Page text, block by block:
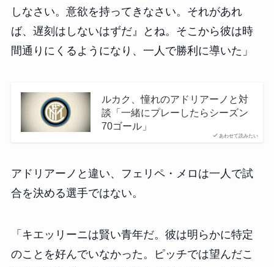
しなさい。意欲を持ってきなさい。それがあれ
ば、遅刻はしないはずだ』とね。そこから彼は時
間通りにくるようになり、一人で勝利に導いた」
あわせて読みたい
ルカク、憧れのアドリアーノと対
談「一緒にプレーしたらシーズン
70ゴール」
アドリアーノと違い、フェリペ・メロは一人で試
合を決める選手ではない。
「キエッリーニは賢い青年だ。彼は明らかに特定
のことを好んでいなかった。ピッチでは望んだこ